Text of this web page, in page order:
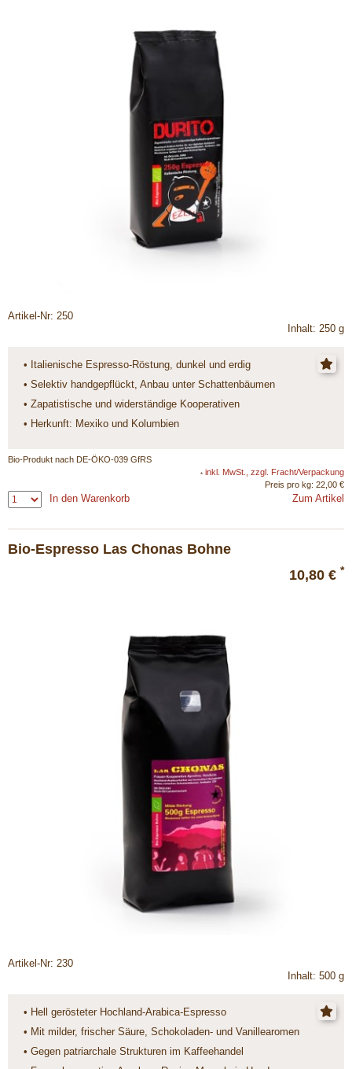
Artikel-Nr: 250
Inhalt: 250 g
• Italienische Espresso-Röstung, dunkel und erdig
• Selektiv handgepflückt, Anbau unter Schattenbäumen
• Zapatistische und widerständige Kooperativen
• Herkunft: Mexiko und Kolumbien
Bio-Produkt nach DE-ÖKO-039 GfRS
* inkl. MwSt., zzgl. Fracht/Verpackung
Preis pro kg: 22,00 €
In den Warenkorb Zum Artikel
Bio-Espresso Las Chonas Bohne
10,80 € *
Artikel-Nr: 230
Inhalt: 500 g
• Hell gerösteter Hochland-Arabica-Espresso
• Mit milder, frischer Säure, Schokoladen- und Vanillearomen
• Gegen patriarchale Strukturen im Kaffeehandel